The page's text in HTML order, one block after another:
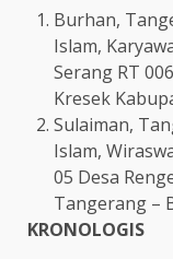
Burhan,
Islam,
Serang RT
Kresek
Sulaiman,
Islam,
05 Desa
Tangerang –
KRONOLOGIS